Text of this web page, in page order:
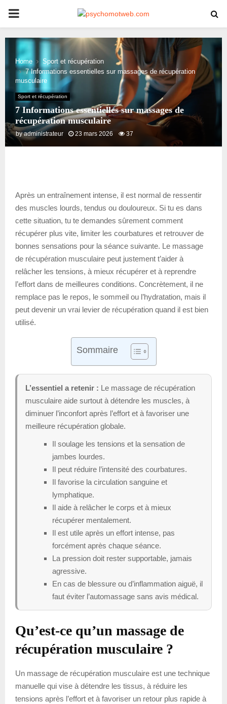
PRIMARY
MENU
Home
Sport et récupération
7 Informations essentielles sur massages de récupération
musculaire
Sport et récupération
7 Informations essentielles sur massages de
récupération musculaire
byadministrateur 23 mars 2026 37
Après un entraînement intense, il est normal de ressentir
des muscles lourds, tendus ou douloureux. Si tu es dans
cette situation, tu te demandes sûrement comment
récupérer plus vite, limiter les courbatures et retrouver de
bonnes sensations pour la séance suivante. Le massage
de récupération musculaire peut justement t’aider à
relâcher les tensions, à mieux récupérer et à reprendre
l’effort dans de meilleures conditions. Concrètement, il ne
remplace pas le repos, le sommeil ou l’hydratation, mais il
peut devenir un vrai levier de récupération quand il est bien
utilisé.
Sommaire
L’essentiel a retenir : Le massage de récupération
musculaire aide surtout à détendre les muscles, à
diminuer l’inconfort après l’effort et à favoriser une
meilleure récupération globale.
Il soulage les tensions et la sensation de
jambes lourdes.
Il peut réduire l’intensité des courbatures.
Il favorise la circulation sanguine et
lymphatique.
Il aide à relâcher le corps et à mieux
récupérer mentalement.
Il est utile après un effort intense, pas
forcément après chaque séance.
La pression doit rester supportable, jamais
agressive.
En cas de blessure ou d’inflammation aiguë, il
faut éviter l’automassage sans avis médical.
Qu’est-ce qu’un massage de
récupération musculaire ?
Un massage de récupération musculaire est une technique
manuelle qui vise à détendre les tissus, à réduire les
tensions après l’effort et à favoriser un retour plus rapide à